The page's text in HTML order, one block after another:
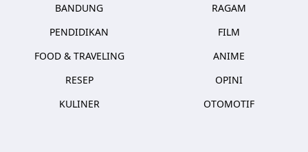
BANDUNG
PENDIDIKAN
FOOD & TRAVELING
RESEP
KULINER
RAGAM
FILM
ANIME
OPINI
OTOMOTIF